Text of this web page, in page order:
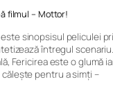
filmul – Mottor!
sinopsisul peliculei
întregul
Fericirea este o glumă
pentru a simți –